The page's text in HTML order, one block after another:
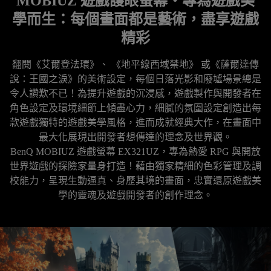
學而生：每個畫面都是藝術，盡享遊戲
精彩
翻閱《艾爾登法環》、 《地平線西域禁地》 或《薩爾達傳
說：王國之淚》的美術設定，每個日落光影和廢墟場景總是
令人讚歎不已！為提升遊戲的沉浸感，遊戲製作與開發者在
角色設定及環境細節上傾盡心力，細膩的氛圍設定創造出每
款遊戲獨特的遊戲美學風格，進而成就經典大作，在畫面中
最大化展現出開發者想傳達的理念及世界觀。
BenQ MOBIUZ 遊戲螢幕 EX321UZ，專為熱愛 RPG 與開放
世界遊戲的探險家量身打造！藉由獨家精細的色彩管理及調
校能力，呈現生動逼真、身歷其境的畫面，忠實還原遊戲美